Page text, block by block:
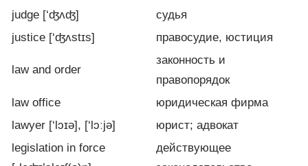
judge [‘ʤʌʤ]
судья
justice [‘ʤʌstɪs]
правосудие, юстиция
law and order
законность и
правопорядок
law office
юридическая фирма
lawyer [‘lɔɪə], [‘lɔːjə]
юрист; адвокат
legislation in force
действующее